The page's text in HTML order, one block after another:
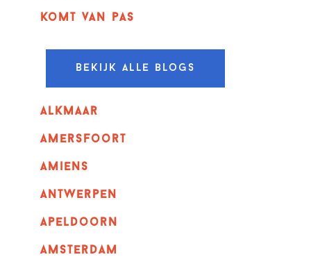
komt van pas
Bekijk alle blogs
alkmaar
amersfoort
amiens
Antwerpen
apeldoorn
Amsterdam